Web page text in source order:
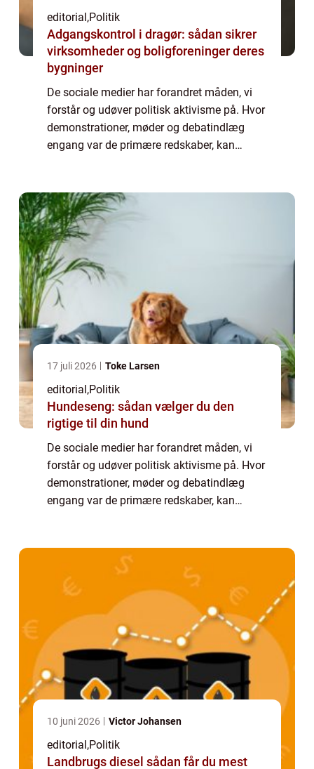
editorial,Politik
Adgangskontrol i dragør: sådan sikrer
virksomheder og boligforeninger deres
bygninger
De sociale medier har forandret måden, vi
forstår og udøver politisk aktivisme på. Hvor
demonstrationer, møder og debatindlæg
engang var de primære redskaber, kan
17 juli 2026 Toke Larsen
editorial,Politik
Hundeseng: sådan vælger du den
rigtige til din hund
De sociale medier har forandret måden, vi
forstår og udøver politisk aktivisme på. Hvor
demonstrationer, møder og debatindlæg
engang var de primære redskaber, kan
10 juni 2026 Victor Johansen
editorial,Politik
Landbrugs diesel sådan får du mest